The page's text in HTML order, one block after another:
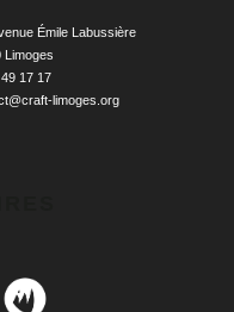
Émile Labussière
Limoges
17 17
limoges.org